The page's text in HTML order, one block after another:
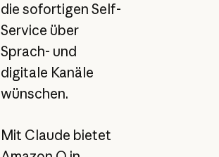
die sofortigen Self-
Service über
Sprach- und
digitale Kanäle
wünschen.
Mit Claude bietet